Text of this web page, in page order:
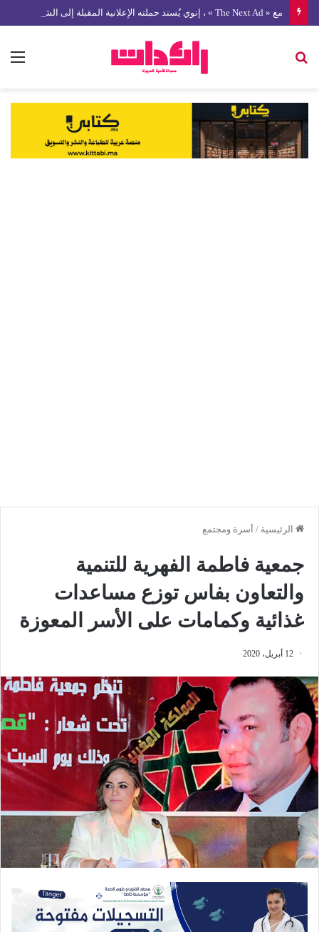
الرئيسية / أسرة ومجتمع
جمعية فاطمة الفهرية للتنمية
والتعاون بفاس توزع مساعدات
غذائية وكمامات على الأسر المعوزة
12 أبريل، 2020